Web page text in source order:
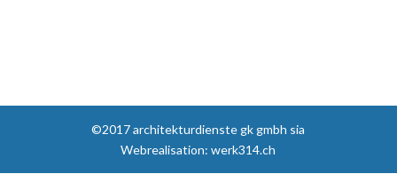
©2017 architekturdienste gk gmbh sia
Webrealisation: werk314.ch